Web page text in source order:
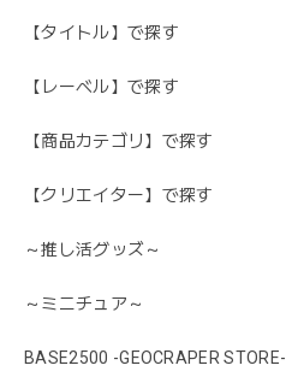
【タイトル】で探す
【レーベル】で探す
【商品カテゴリ】で探す
【クリエイター】で探す
～推し活グッズ～
～ミニチュア～
BASE2500 -GEOCRAPER STORE-